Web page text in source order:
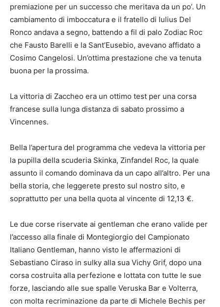
premiazione per un successo che meritava da un po’. Un
cambiamento di imboccatura e il fratello di Iulius Del
Ronco andava a segno, battendo a fil di palo Zodiac Roc
che Fausto Barelli e la Sant’Eusebio, avevano affidato a
Cosimo Cangelosi. Un’ottima prestazione che va tenuta
buona per la prossima.
La vittoria di Zaccheo era un ottimo test per una corsa
francese sulla lunga distanza di sabato prossimo a
Vincennes.
Bella l’apertura del programma che vedeva la vittoria per
la pupilla della scuderia Skinka, Zinfandel Roc, la quale
assunto il comando dominava da un capo all’altro. Per una
bella storia, che leggerete presto sul nostro sito, e
soprattutto per una bella quota al vincente di 12,13 €.
Le due corse riservate ai gentleman che erano valide per
l’accesso alla finale di Montegiorgio del Campionato
Italiano Gentleman, hanno visto le affermazioni di
Sebastiano Ciraso in sulky alla sua Vichy Grif, dopo una
corsa costruita alla perfezione e lottata con tutte le sue
forze, lasciando alle sue spalle Veruska Bar e Volterra,
con molta recriminazione da parte di Michele Bechis per